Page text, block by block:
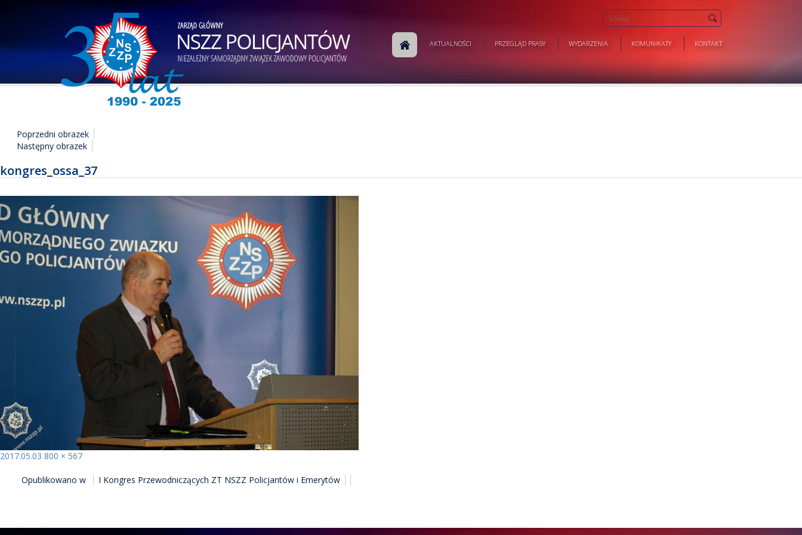
AKTUALNOŚCI PRZEGLĄD PRASY WYDARZENIA KOMUNIKATY KONTAKT
Poprzedni obrazek
Następny obrazek
kongres_ossa_37
Opublikowano
2017.05.03 Pełny
800 × 567
WPISUOpublikowano w I Kongres Przewodniczących ZT NSZZ Policjantów i Emerytów